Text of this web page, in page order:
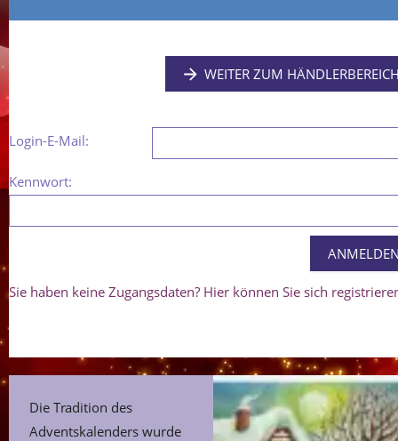
WEITER ZUM
Login-E-Mail:
Kennwort:
Sie haben keine Zugangsdaten? Hier können Sie sich
Die Tradition des
Adventskalenders wurde